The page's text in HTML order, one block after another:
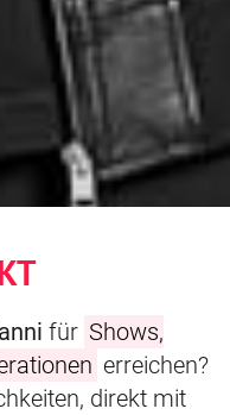
für Shows,
erreichen?
direkt mit